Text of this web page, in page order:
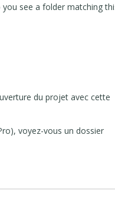
see a folder matching
du projet avec cette
voyez-vous un dossier